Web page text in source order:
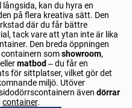
kan du hyra en
på flera kreativa sätt. Den
där du får bättre
tack vare att ytan inte är lika
Den breda öppningen
somshowroom,
ellermatbod – du får en
för sittplatser, vilket gör det
miljö. Utöver
även dörrar
container.